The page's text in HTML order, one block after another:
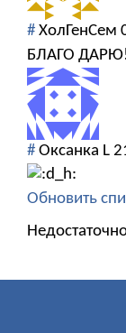
# ХолГенСем
БЛАГО
# Оксанка L
Обновить